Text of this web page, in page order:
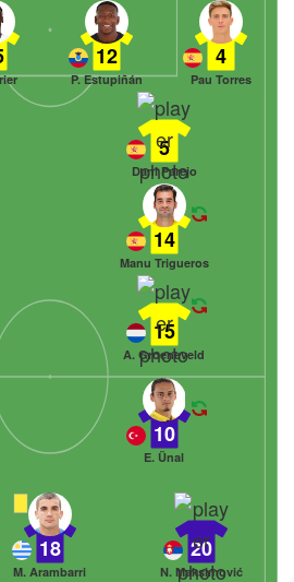
4
Pau Torres
12
P. Estupiñán
5
Dani Parejo
14
Manu Trigueros
15
A. Groeneveld
18
M. Arambarri
20
N. Maksimović
10
E. Ünal